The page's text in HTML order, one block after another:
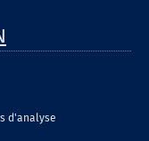
d'analyse